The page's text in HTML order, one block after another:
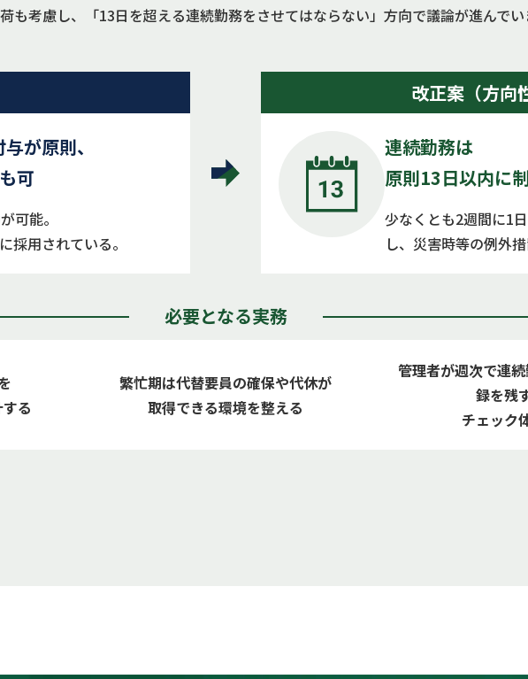
も考慮し、「13日を超える連続勤務をさせてはならない」方向で議論が進んでい
が原則、
可
可能。
採用されている。
改正案（方向
連続勤務は
原則13日以内に
少なくとも2週間に1
し、災害時等の例外
必要となる実務
る
繁忙期は代替要員の確保や代休が
取得できる環境を整える
管理者が週次で連
録を残
チェック